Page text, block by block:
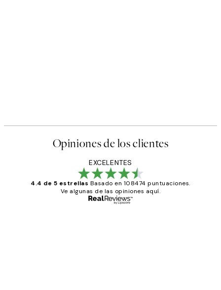
Opiniones de los clientes
EXCELENTES
4.4 de 5 estrellas Basado en 108474 puntuaciones.
Ve algunas de las opiniones aquí.